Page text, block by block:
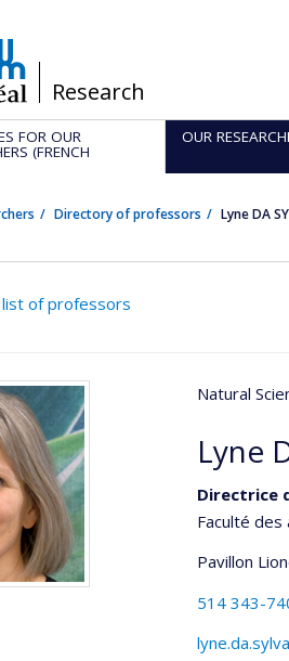
/Research
FOR OUR
(FRENCH
OUR
Directory of professors Lyne DA
of professors
Natural
Lyne
Directrice
Faculté
Pavillon
514 343-